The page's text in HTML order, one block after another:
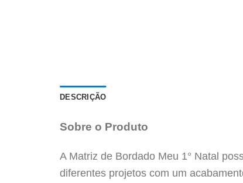
DESCRIÇÃO
Sobre o Produto
A Matriz de Bordado Meu 1° Natal
diferentes projetos com um